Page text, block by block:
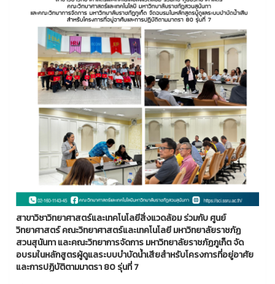
สาขาวิชาวิทยาศาสตร์และเทคโนโลยีสิ่งแวดล้อม ร่วมกับ ศูนย์
วิทยาศาสตร์ คณะวิทยาศาสตร์และเทคโนโลยี มหาวิทยาลัยราชภัฏ
สวนสุนันทา และคณะวิทยาการจัดการ มหาวิทยาลัยราชภัฏภูเก็ต จัด
อบรมในหลักสูตรผู้ดูแลระบบบำบัดน้ำเสียสำหรับโครงการที่อยู่อาศัย
และการปฏิบัติตามมาตรา 80 รุ่นที่ 7